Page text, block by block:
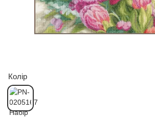
Колір